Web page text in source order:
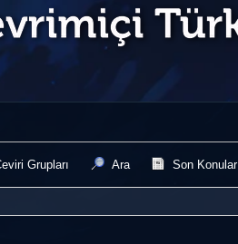
Grupları Ara Son Konular